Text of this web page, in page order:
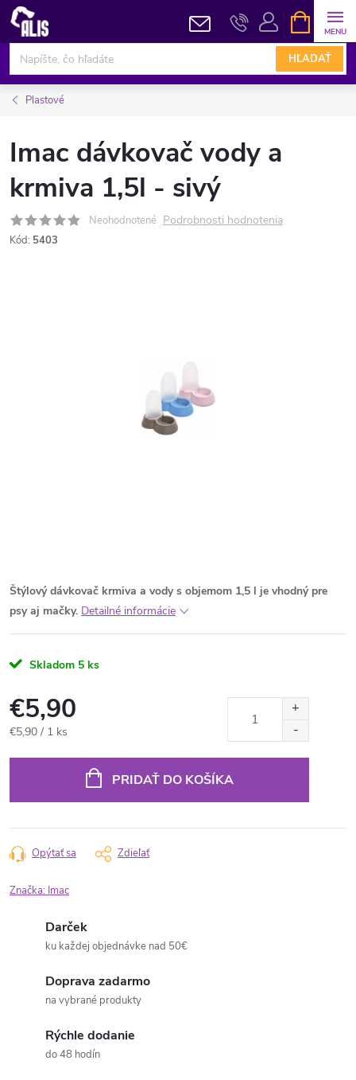
Prejsť
obsah
HĽADAŤ
KOŠÍK
Plastové
Imac dávkovač vody a
krmiva 1,5l - sivý
Neohodnotené Podrobnosti hodnotenia
Kód: 5403
Štýlový dávkovač krmiva a vody s objemom 1,5 l je vhodný pre
psy aj mačky. Detailné informácie
Skladom 5 ks
€5,90
Jednotková
€5,90 / 1 ks
PRIDAŤ DO KOŠÍKA
Opýtať sa Zdieľať
Značka: Imac
Darček
ku každej objednávke nad 50€
Doprava zadarmo
na vybrané produkty
Rýchle dodanie
do 48 hodín